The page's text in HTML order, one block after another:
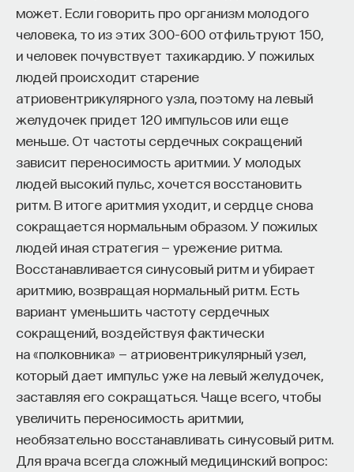
может. Если говорить про организм молодого
человека, то из этих 300–600 отфильтруют 150,
и человек почувствует тахикардию. У пожилых
людей происходит старение
атриовентрикулярного узла, поэтому на левый
желудочек придет 120 импульсов или еще
меньше. От частоты сердечных сокращений
зависит переносимость аритмии. У молодых
людей высокий пульс, хочется восстановить
ритм. В итоге аритмия уходит, и сердце снова
сокращается нормальным образом. У пожилых
людей иная стратегия — урежение ритма.
Восстанавливается синусовый ритм и убирает
аритмию, возвращая нормальный ритм. Есть
вариант уменьшить частоту сердечных
сокращений, воздействуя фактически
на «полковника» — атриовентрикулярный узел,
который дает импульс уже на левый желудочек,
заставляя его сокращаться. Чаще всего, чтобы
увеличить переносимость аритмии,
необязательно восстанавливать синусовый ритм.
Для врача всегда сложный медицинский вопрос: